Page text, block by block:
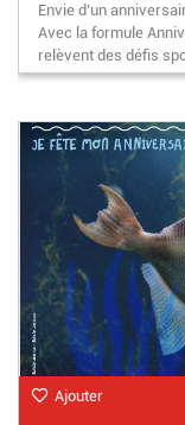
Envie d’un
Avec la formule
relèvent des défis
Ajouter